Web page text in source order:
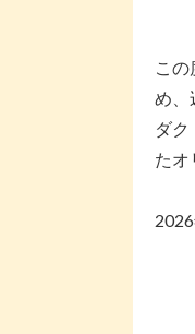
こ
め、
ダ
たオ